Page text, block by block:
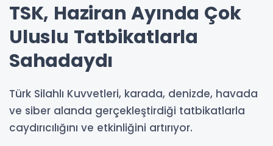
TSK, Haziran Ayında Çok
Uluslu Tatbikatlarla
Sahadaydı
Türk Silahlı Kuvvetleri, karada, denizde, havada
ve siber alanda gerçekleştirdiği tatbikatlarla
caydırıcılığını ve etkinliğini artırıyor.